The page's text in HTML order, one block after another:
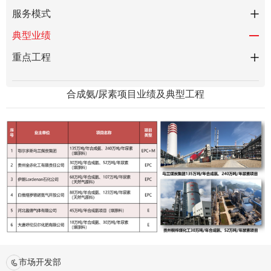
服务模式
典型业绩
重点工程
合成氨/尿素项目业绩及典型工程
市场开发部